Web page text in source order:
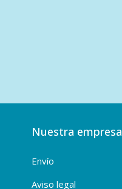
Nuestra empresa
Envío
Aviso legal